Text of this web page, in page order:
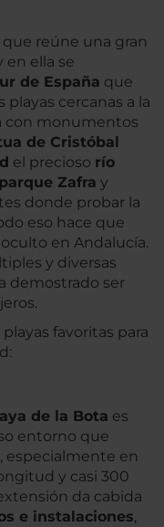
reúne una gran
en ella se
de España que
cercanas a la
con monumentos
de Cristóbal
el precioso río
parque Zafra y
donde probar la
eso hace que
en Andalucía.
y diversas
demostrado ser
favoritas para
de la Bota es
entorno que
especialmente en
y casi 300
da cabida
e instalaciones,